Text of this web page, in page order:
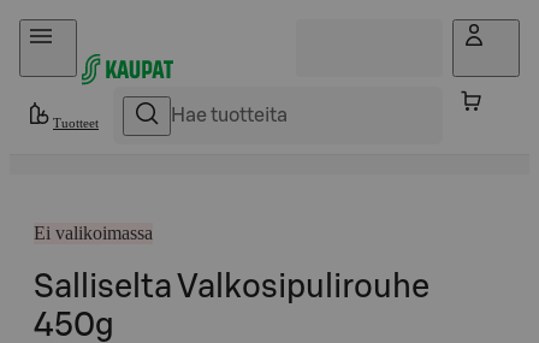
Hyppää sisältöön
Tuotteet
Ei valikoimassa
Salliselta Valkosipulirouhe
450g